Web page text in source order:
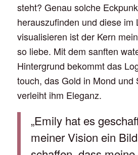
steht? Genau solche
herauszufinden und diese im
visualisieren ist der Kern
so liebe. Mit dem sanften
Hintergrund bekommt das
touch, das Gold in Mond und
verleiht ihm Eleganz.
„Emily hat es
meiner Vision ein